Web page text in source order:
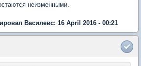
неизменными.
Василевс: 16 April 2016 - 00:21